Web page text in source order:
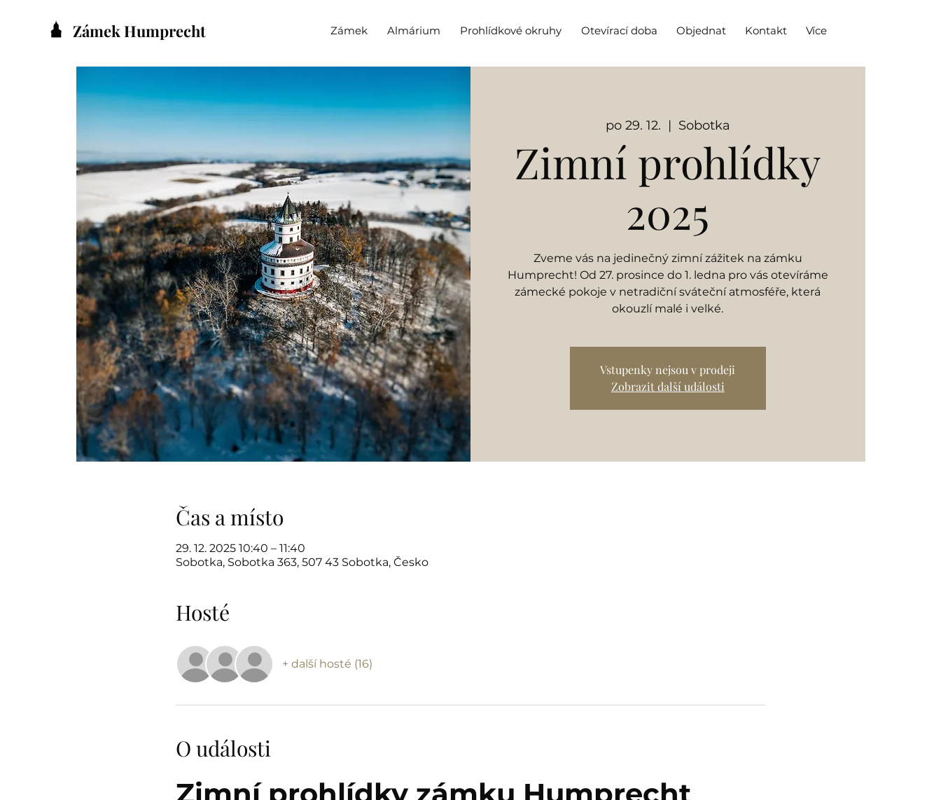
Zámek Humprecht Zámek Almárium Prohlídkové okruhy Otevírací doba Objednat Kontakt Více
po 29. 12.
  |
Sobotka
Zimní prohlídky
2025
Zveme vás na jedinečný zimní zážitek na zámku
Humprecht! Od 27. prosince do 1. ledna pro vás otevíráme
zámecké pokoje v netradiční sváteční atmosféře, která
okouzlí malé i velké.
Vstupenky nejsou v prodeji
Zobrazit další události
Čas a místo
29. 12. 2025 10:40 – 11:40
Sobotka, Sobotka 363, 507 43 Sobotka, Česko
Hosté
+ další hosté (16)
O události
Zimní prohlídky zámku Humprecht